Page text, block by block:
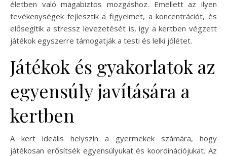
életben való magabiztos mozgáshoz. Emellett az ilyen
tevékenységek fejlesztik a figyelmet, a koncentrációt, és
elősegítik a stressz levezetését is, így a kertben végzett
játékok egyszerre támogatják a testi és lelki jólétet.
Játékok és gyakorlatok az
egyensúly javítására a
kertben
A kert ideális helyszín a gyermekek számára, hogy
játékosan erősítsék egyensúlyukat és koordinációjukat. Az